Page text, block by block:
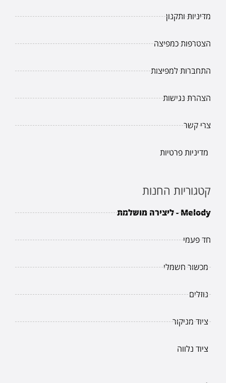
מדיניות ותקנון
הצטרפות כמפיצה
התחברות למפיצות
הצהרת נגישות
צרי קשר
מדיניות פרטיות
קטגוריות החנות
Melody - ליצירה מושלמת
חד פעמי
מכשור חשמלי
נוזלים
ציוד מניקור
ציוד נלווה